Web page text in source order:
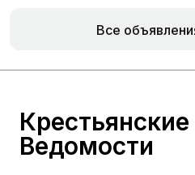
Все
Крестьянские
Ведомости